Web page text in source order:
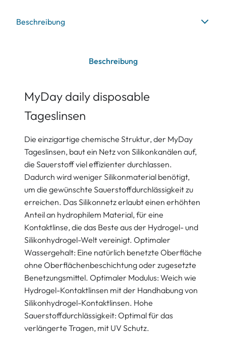
Beschreibung
Beschreibung
MyDay daily disposable
Tageslinsen
Die einzigartige chemische Struktur, der MyDay
Tageslinsen, baut ein Netz von Silikonkanälen auf,
die Sauerstoff viel effizienter durchlassen.
Dadurch wird weniger Silikonmaterial benötigt,
um die gewünschte Sauerstoffdurchlässigkeit zu
erreichen. Das Silikonnetz erlaubt einen erhöhten
Anteil an hydrophilem Material, für eine
Kontaktlinse, die das Beste aus der Hydrogel- und
Silikonhydrogel-Welt vereinigt. Optimaler
Wassergehalt: Eine natürlich benetzte Oberfläche
ohne Oberflächenbeschichtung oder zugesetzte
Benetzungsmittel. Optimaler Modulus: Weich wie
Hydrogel-Kontaktlinsen mit der Handhabung von
Silikonhydrogel-Kontaktlinsen. Hohe
Sauerstoffdurchlässigkeit: Optimal für das
verlängerte Tragen, mit UV Schutz.